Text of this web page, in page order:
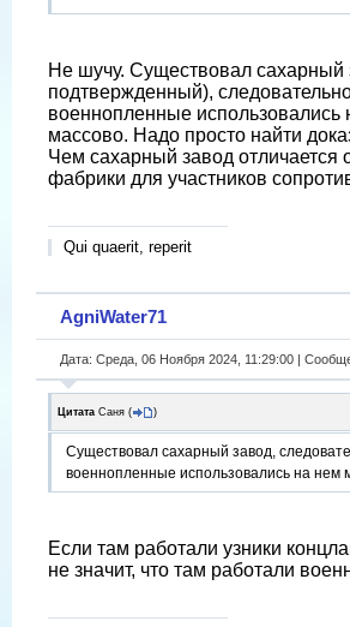
Не шучу. Существовал сахарный
подтвержденный),
военнопленные использовались
массово. Надо просто найти
Чем сахарный завод отличается
фабрики для участников
Qui quaerit, reperit
AgniWater71
Дата: Среда, 06 Ноября 2024, 11:29:00 |
Цитата Саня ( )
Существовал сахарный завод,
военнопленные использовались на нем
Если там работали узники
не значит, что там работали